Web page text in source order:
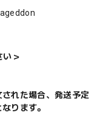
い＞
された場合、発送予定
ります。